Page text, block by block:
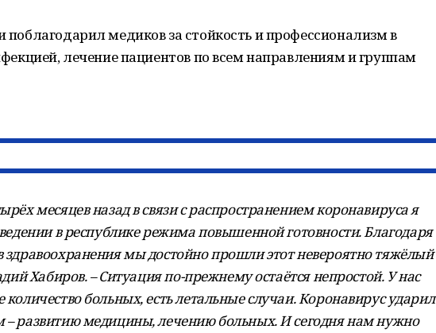
поблагодарил медиков за стойкость и профессионализм в
лечение пациентов по всем направлениям и группам
месяцев назад в связи с распространением коронавируса я
в республике режима повышенной готовности. Благодаря
здравоохранения мы достойно прошли этот невероятно тяжёлый
Хабиров. – Ситуация по-прежнему остаётся непростой. У нас
больных, есть летальные случаи. Коронавирус ударил
развитию медицины, лечению больных. И сегодня нам нужно